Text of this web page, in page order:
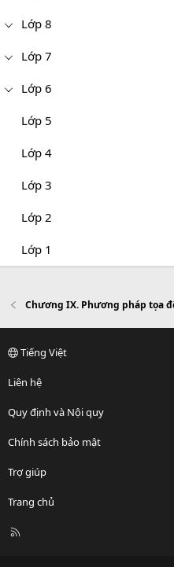
Lớp 8
Lớp 7
Lớp 6
Lớp 5
Lớp 4
Lớp 3
Lớp 2
Lớp 1
Chương IX. Phương pháp tọa
Tiếng Việt
Liên hệ
Quy định và Nội quy
Chính sách bảo mật
Trợ giúp
Trang chủ
R